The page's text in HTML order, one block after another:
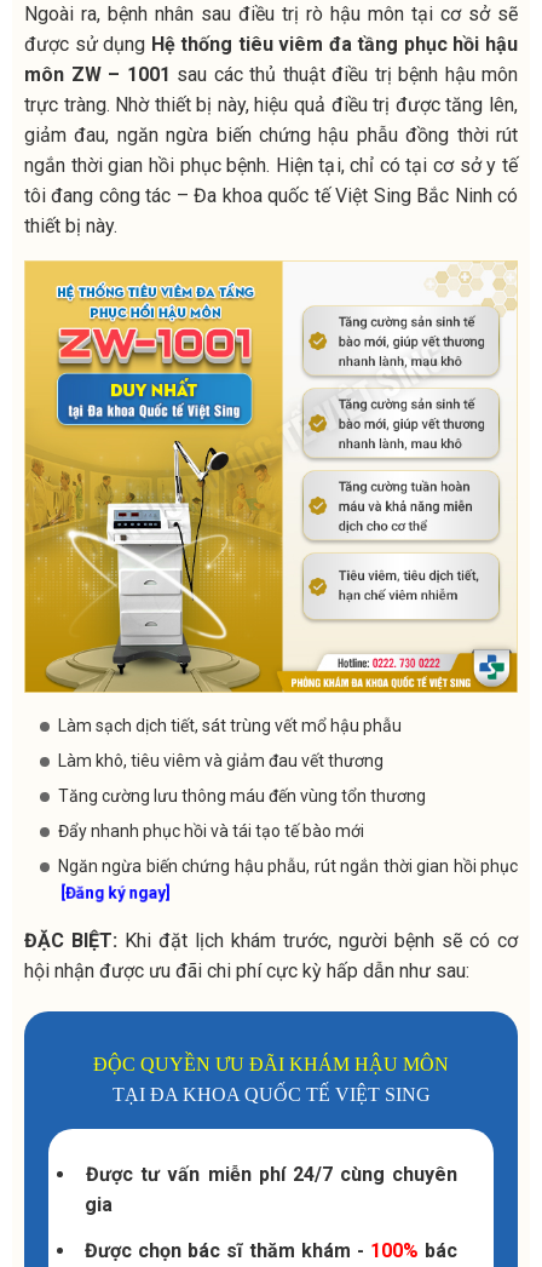
Ngoài ra, bệnh nhân sau điều trị rò hậu môn tại cơ sở sẽ
được sử dụng Hệ thống tiêu viêm đa tầng phục hồi hậu
môn ZW – 1001 sau các thủ thuật điều trị bệnh hậu môn
trực tràng. Nhờ thiết bị này, hiệu quả điều trị được tăng lên,
giảm đau, ngăn ngừa biến chứng hậu phẫu đồng thời rút
ngắn thời gian hồi phục bệnh. Hiện tại, chỉ có tại cơ sở y tế
tôi đang công tác – Đa khoa quốc tế Việt Sing Bắc Ninh có
thiết bị này.
Làm sạch dịch tiết, sát trùng vết mổ hậu phẫu
Làm khô, tiêu viêm và giảm đau vết thương
Tăng cường lưu thông máu đến vùng tổn thương
Đẩy nhanh phục hồi và tái tạo tế bào mới
Ngăn ngừa biến chứng hậu phẫu, rút ngắn thời gian hồi phục
[Đăng ký ngay]
ĐẶC BIỆT: Khi đặt lịch khám trước, người bệnh sẽ có cơ
hội nhận được ưu đãi chi phí cực kỳ hấp dẫn như sau:
ĐỘC QUYỀN ƯU ĐÃI KHÁM HẬU MÔN
TẠI ĐA KHOA QUỐC TẾ VIỆT SING
Được tư vấn miễn phí 24/7 cùng chuyên
gia
Được chọn bác sĩ thăm khám - 100% bác